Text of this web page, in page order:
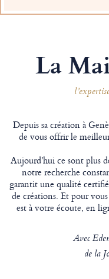
La
Depuis sa création à
de vous offrir le
Aujourd'hui ce sont plus
notre recherche
garantit une qualité
de créations. Et pour
est à votre écoute, en
Avec
de la